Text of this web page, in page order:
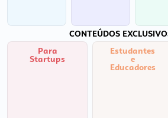
CONTEÚDOS
Para
Startups
Estudantes
e
Educadores